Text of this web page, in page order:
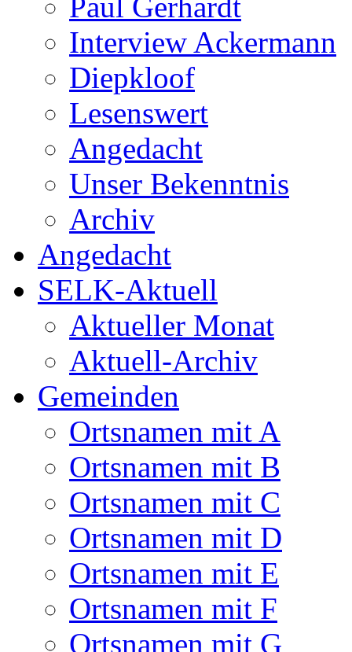
Interview Ackermann
Diepkloof
Lesenswert
Angedacht
Unser Bekenntnis
Archiv
Angedacht
SELK-Aktuell
Aktueller Monat
Aktuell-Archiv
Gemeinden
Ortsnamen mit A
Ortsnamen mit B
Ortsnamen mit C
Ortsnamen mit D
Ortsnamen mit E
Ortsnamen mit F
Ortsnamen mit G